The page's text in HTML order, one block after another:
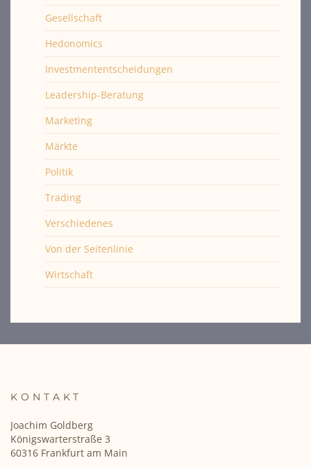
Gesellschaft
Hedonomics
Investmententscheidungen
Leadership-Beratung
Marketing
Märkte
Politik
Trading
Verschiedenes
Von der Seitenlinie
Wirtschaft
KONTAKT
Joachim Goldberg
Königswarterstraße 3
60316 Frankfurt am Main